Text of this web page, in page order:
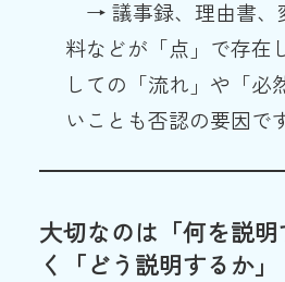
→ 議事録、理由書、
料などが「点」で存在
しての「流れ」や「必
いことも否認の要因で
大切なのは「何を説
く「どう説明するか」